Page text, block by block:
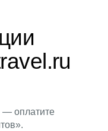
— оплатите